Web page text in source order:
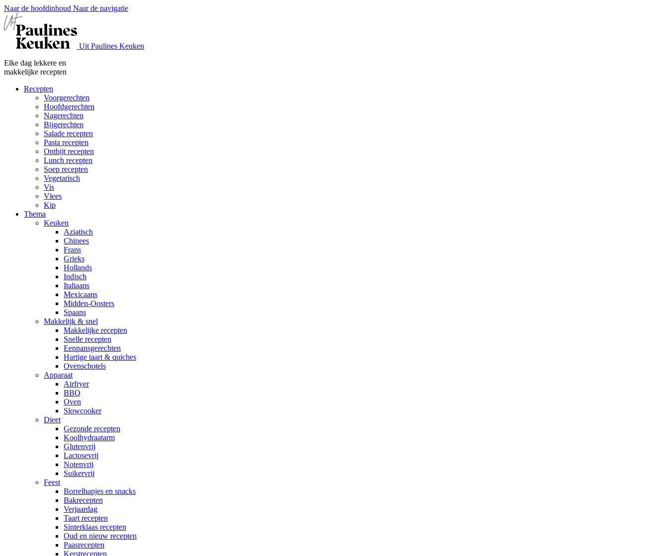
Naar de hoofdinhoud Naar de navigatie
Uit Paulines Keuken
Elke dag lekkere en
makkelijke recepten
Recepten
Voorgerechten
Hoofdgerechten
Nagerechten
Bijgerechten
Salade recepten
Pasta recepten
Ontbijt recepten
Lunch recepten
Soep recepten
Vegetarisch
Vis
Vlees
Kip
Thema
Keuken
Aziatisch
Chinees
Frans
Grieks
Hollands
Indisch
Italiaans
Mexicaans
Midden-Oosters
Spaans
Makkelijk & snel
Makkelijke recepten
Snelle recepten
Eenpansgerechten
Hartige taart & quiches
Ovenschotels
Apparaat
Airfryer
BBQ
Oven
Slowcooker
Dieet
Gezonde recepten
Koolhydraatarm
Glutenvrij
Lactosevrij
Notenvrij
Suikervrij
Feest
Borrelhapjes en snacks
Bakrecepten
Verjaardag
Taart recepten
Sinterklaas recepten
Oud en nieuw recepten
Paasrecepten
Kerstrecepten